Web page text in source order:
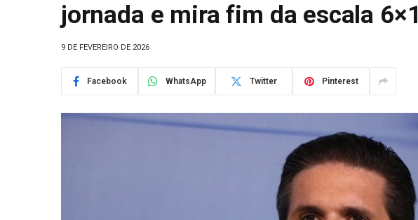
jornada e mira fim da escala 6×1
9 DE FEVEREIRO DE 2026
Facebook WhatsApp Twitter Pinterest